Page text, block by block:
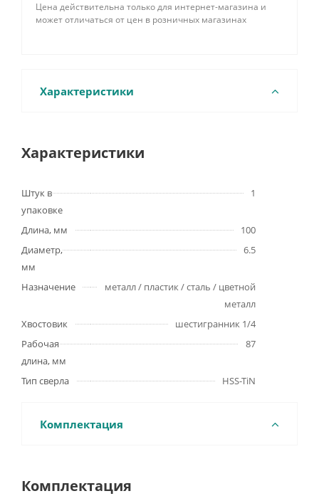
Цена действительна только для интернет-магазина и
может отличаться от цен в розничных магазинах
Характеристики
Характеристики
Штук в
упаковке
1
Длина, мм
100
Диаметр,
мм
6.5
Назначение
металл / пластик / сталь / цветной
металл
Хвостовик
шестигранник 1/4
Рабочая
длина, мм
87
Тип сверла HSS-TiN
Комплектация
Комплектация